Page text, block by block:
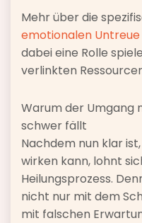
Mehr über die
emotionalen Untreue
dabei eine Rolle
verlinkten
Warum der Umgang
schwer fällt
Nachdem nun klar
wirken kann, lohnt
Heilungsprozess.
nicht nur mit dem
mit falschen